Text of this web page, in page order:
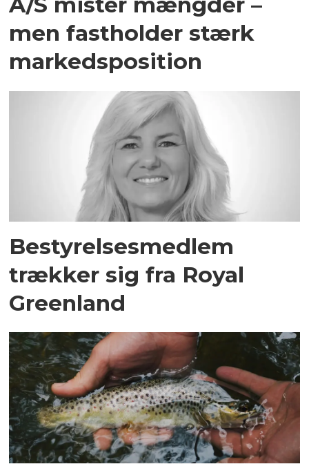
men fastholder stærk
markedsposition
Bestyrelsesmedlem
trækker sig fra Royal
Greenland